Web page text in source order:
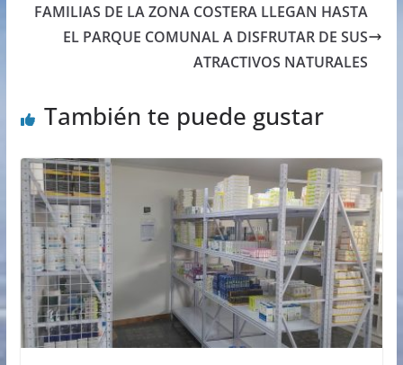
FAMILIAS DE LA ZONA COSTERA LLEGAN HASTA
EL PARQUE COMUNAL A DISFRUTAR DE SUS
ATRACTIVOS NATURALES
También te puede gustar